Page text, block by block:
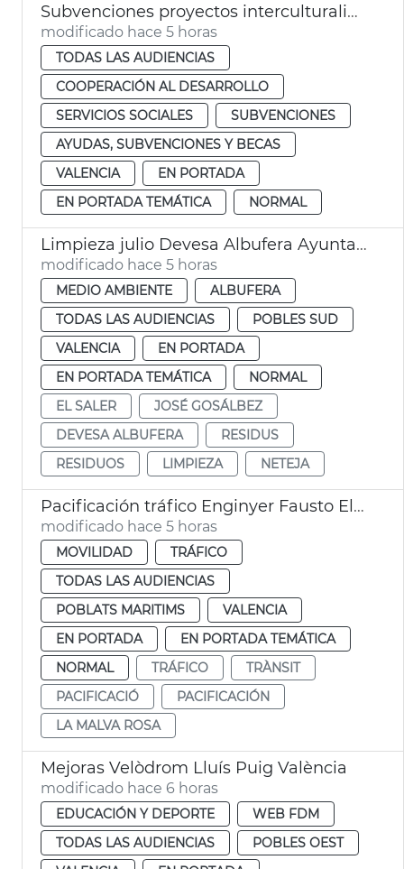
Subvenciones proyectos interculturalidad, prevención del racismo y la xenofobia
modificado hace 5 horas
TODAS LAS AUDIENCIAS
COOPERACIÓN AL DESARROLLO
SERVICIOS SOCIALES
SUBVENCIONES
AYUDAS, SUBVENCIONES Y BECAS
VALENCIA
EN PORTADA
EN PORTADA TEMÁTICA
NORMAL
Limpieza julio Devesa Albufera Ayuntamiento València
modificado hace 5 horas
MEDIO AMBIENTE
ALBUFERA
TODAS LAS AUDIENCIAS
POBLES SUD
VALENCIA
EN PORTADA
EN PORTADA TEMÁTICA
NORMAL
EL SALER
JOSÉ GOSÁLBEZ
DEVESA ALBUFERA
RESIDUS
RESIDUOS
LIMPIEZA NETEJA
Pacificación tráfico Enginyer Fausto Elío València
modificado hace 5 horas
MOVILIDAD
TRÁFICO
TODAS LAS AUDIENCIAS
POBLATS MARITIMS
VALENCIA
EN PORTADA
EN PORTADA TEMÁTICA
NORMAL
TRÁFICO
TRÀNSIT
PACIFICACIÓ
PACIFICACIÓN
LA MALVA ROSA
Mejoras Velòdrom Lluís Puig València
modificado hace 6 horas
EDUCACIÓN Y DEPORTE
WEB FDM
TODAS LAS AUDIENCIAS
POBLES OEST